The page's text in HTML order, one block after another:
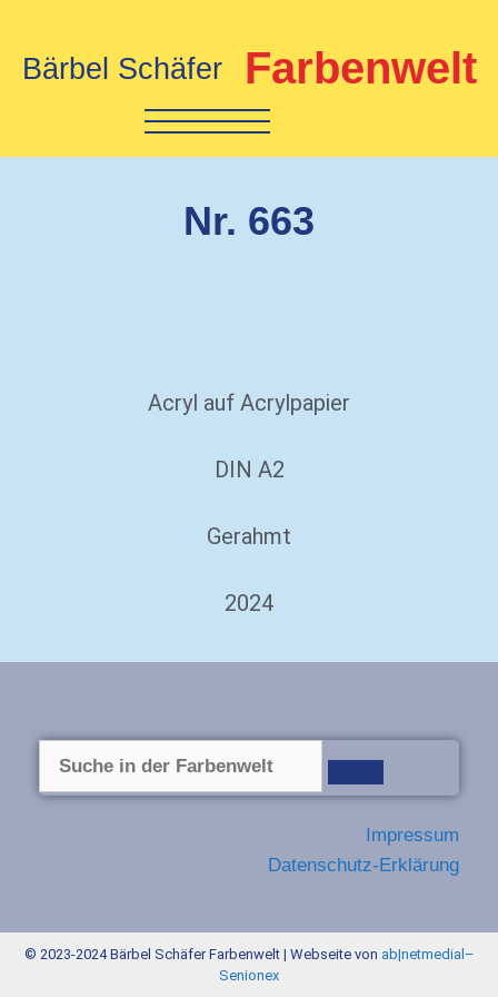
Bärbel Schäfer Farbenwelt
Nr. 663
Acryl auf Acrylpapier
DIN A2
Gerahmt
2024
Impressum
Datenschutz-Erklärung
© 2023-2024 Bärbel Schäfer Farbenwelt | Webseite von ab|netmedial –
Senionex